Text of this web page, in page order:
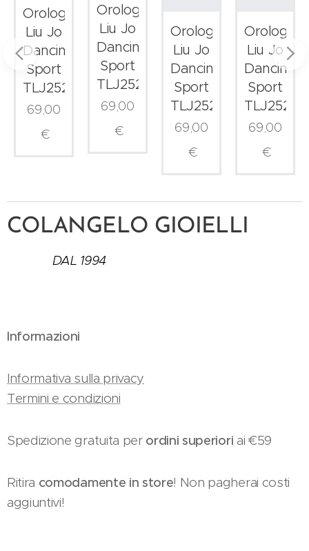
Orologio
Liu Jo
Dancing
Sport
TLJ2528
69,00
€
Orologio
Liu Jo
Dancing
Sport
TLJ2527
69,00
€
Orologio
Liu Jo
Dancing
Sport
TLJ2526
69,00
€
Orologio
Liu Jo
Dancing
Sport
TLJ2525
69,00
€
COLANGELO GIOIELLI
DAL 1994
Informazioni
Informativa sulla privacy
Termini e condizioni
Spedizione gratuita perordini superiori ai €59
Ritira comodamente in store! Non pagherai costi
aggiuntivi!